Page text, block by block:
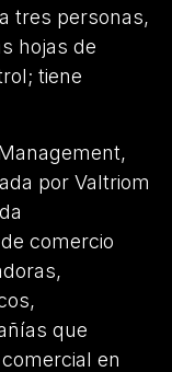
tres personas,
hojas de
tiene
por Valtriom
comercio
que
en